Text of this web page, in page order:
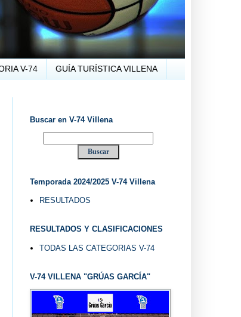
V-74 GUÍA TURÍSTICA VILLENA
(ALICANTE) ... V-74 VILLENA
Buscar en V-74 Villena
Temporada 2024/2025 V-74 Villena
RESULTADOS
RESULTADOS Y CLASIFICACIONES
TODAS LAS CATEGORIAS V-74
V-74 VILLENA "GRÚAS GARCÍA"